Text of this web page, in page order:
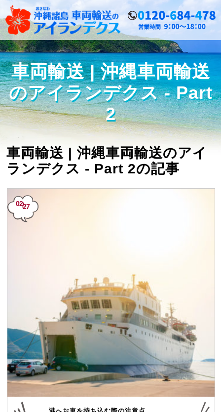
車両輸送 | 沖縄車両輸送
のアイランデクス - Part
2
車両輸送 | 沖縄車両輸送のアイ
ランデクス - Part 2の記事
02/27